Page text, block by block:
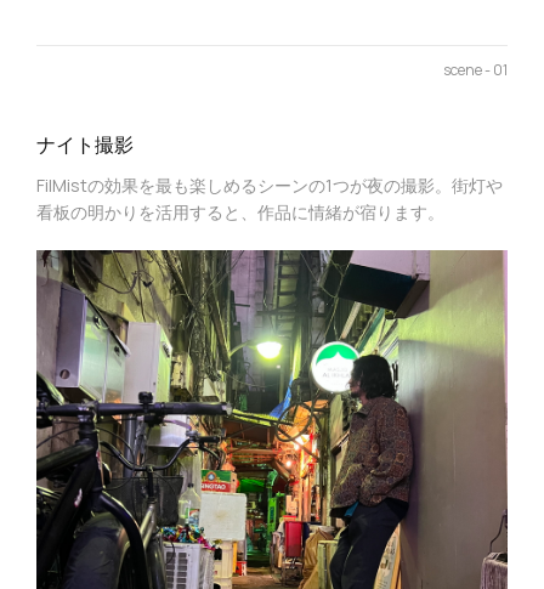
scene - 01
ナイト撮影
FilMistの効果を最も楽しめるシーンの1つが夜の撮影。街灯や
看板の明かりを活用すると、作品に情緒が宿ります。